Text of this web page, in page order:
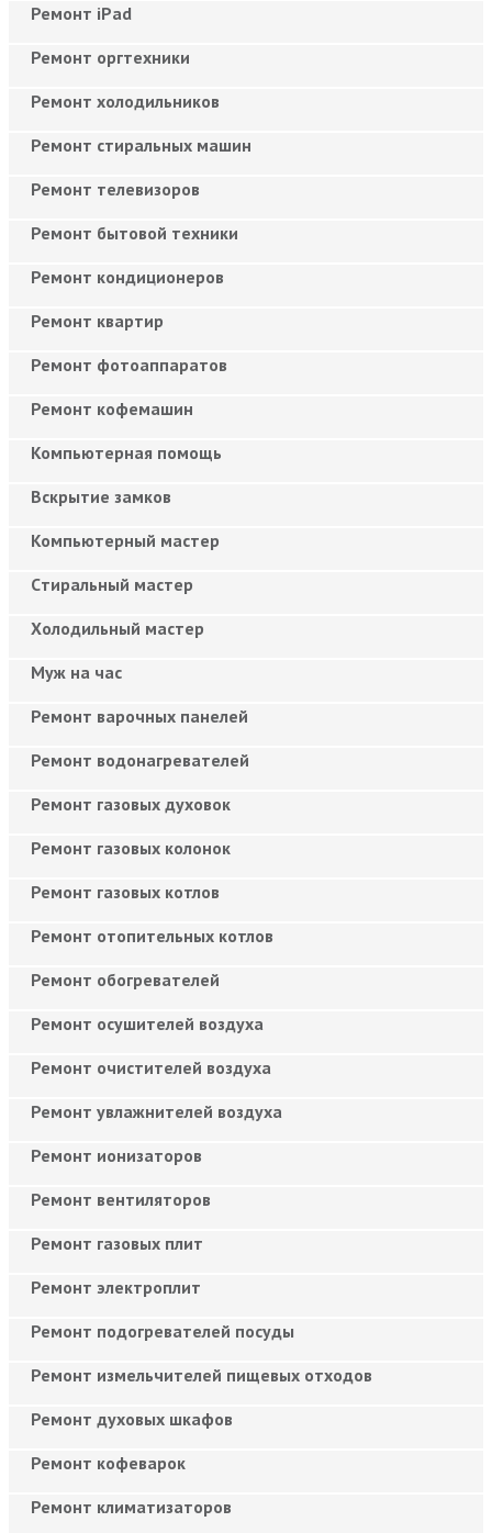
Ремонт iPad
Ремонт оргтехники
Ремонт холодильников
Ремонт стиральных машин
Ремонт телевизоров
Ремонт бытовой техники
Ремонт кондиционеров
Ремонт квартир
Ремонт фотоаппаратов
Ремонт кофемашин
Компьютерная помощь
Вскрытие замков
Компьютерный мастер
Cтиральный мастер
Холодильный мастер
Муж на час
Ремонт варочных панелей
Ремонт водонагревателей
Ремонт газовых духовок
Ремонт газовых колонок
Ремонт газовых котлов
Ремонт отопительных котлов
Ремонт обогревателей
Ремонт осушителей воздуха
Ремонт очистителей воздуха
Ремонт увлажнителей воздуха
Ремонт ионизаторов
Ремонт вентиляторов
Ремонт газовых плит
Ремонт электроплит
Ремонт подогревателей посуды
Ремонт измельчителей пищевых отходов
Ремонт духовых шкафов
Ремонт кофеварок
Ремонт климатизаторов